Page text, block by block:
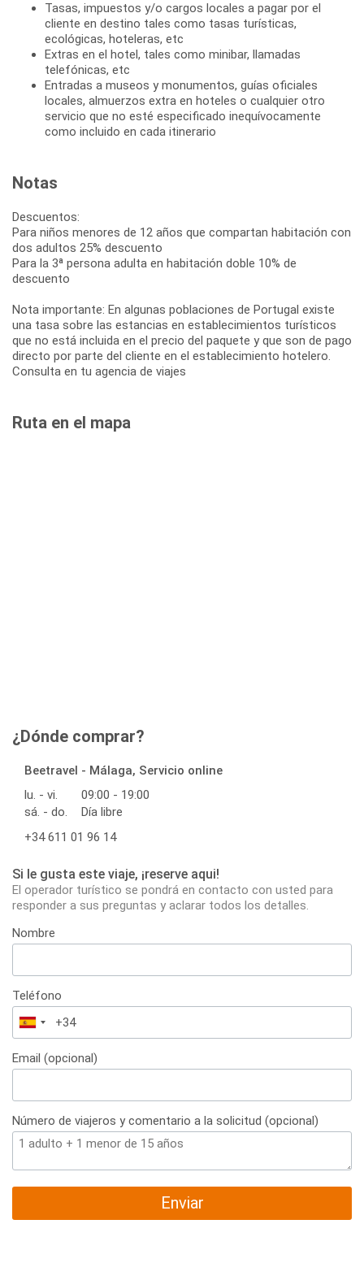
Tasas, impuestos y/o cargos locales a pagar por el
cliente en destino tales como tasas turísticas,
ecológicas, hoteleras, etc
Extras en el hotel, tales como minibar, llamadas
telefónicas, etc
Entradas a museos y monumentos, guías oficiales
locales, almuerzos extra en hoteles o cualquier otro
servicio que no esté especificado inequívocamente
como incluido en cada itinerario
Notas
Descuentos:
Para niños menores de 12 años que compartan habitación con
dos adultos 25% descuento
Para la 3ª persona adulta en habitación doble 10% de
descuento
Nota importante: En algunas poblaciones de Portugal existe
una tasa sobre las estancias en establecimientos turísticos
que no está incluida en el precio del paquete y que son de pago
directo por parte del cliente en el establecimiento hotelero.
Consulta en tu agencia de viajes
Ruta en el mapa
¿Dónde comprar?
Beetravel - Málaga, Servicio online
lu. - vi.
09:00 - 19:00
sá. - do.
Día libre
+34 611 01 96 14
Si le gusta este viaje, ¡reserve aqui!
El operador turístico se pondrá en contacto con usted para
responder a sus preguntas y aclarar todos los detalles.
Nombre
Teléfono
España
+34
Email (opcional)
Número de viajeros y comentario a la solicitud (opcional)
Enviar